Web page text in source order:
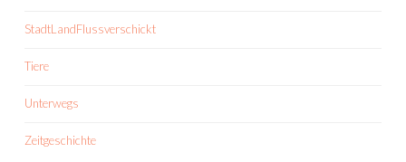
StadtLandFlussverschickt
Tiere
Unterwegs
Zeitgeschichte